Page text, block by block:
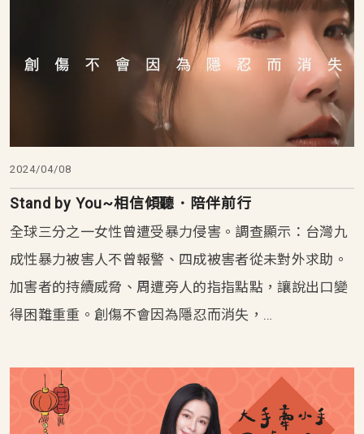
2024/04/08
Stand by You~相信傾聽．陪伴前行
全球三分之一女性曾遭受暴力侵害。調查顯示：台灣九
成性暴力被害人不曾報警、四成被害者從未對外求助。
加害者的持續威脅、周遭旁人的指指點點，讓說出口變
得困難重重。創傷不會因為隱忍而消失，…